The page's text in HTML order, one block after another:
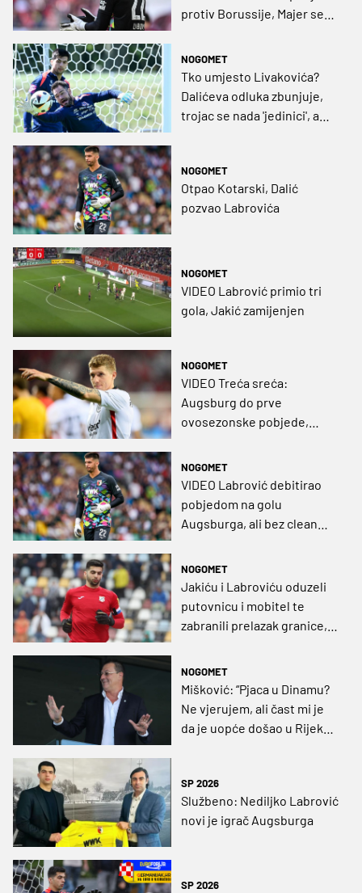
protiv Borussije, Majer se
NOGOMET
Tko umjesto Livakovića?
Dalićeva odluka zbunjuje,
trojac se nada 'jedinici', a
NOGOMET
Otpao Kotarski, Dalić
pozvao Labrovića
NOGOMET
VIDEO Labrović primio tri
gola, Jakić zamijenjen
NOGOMET
VIDEO Treća sreća:
Augsburg do prve
ovosezonske pobjede,
NOGOMET
VIDEO Labrović debitirao
pobjedom na golu
Augsburga, ali bez clean
minuti
NOGOMET
Jakiću i Labroviću oduzeli
putovnicu i mobitel te
zabranili prelazak granice,
NOGOMET
Mišković: “Pjaca u Dinamu?
Ne vjerujem, ali čast mi je
da je uopće došao u Rijeku.
SP 2026
Službeno: Nediljko Labrović
novi je igrač Augsburga
SP 2026